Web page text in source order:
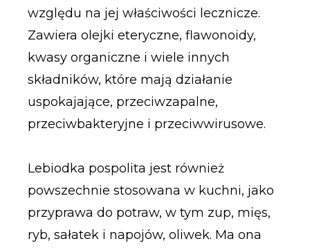
względu na jej właściwości lecznicze.
Zawiera olejki eteryczne, flawonoidy,
kwasy organiczne i wiele innych
składników, które mają działanie
uspokajające, przeciwzapalne,
przeciwbakteryjne i przeciwwirusowe.
Lebiodka pospolita jest również
powszechnie stosowana w kuchni, jako
przyprawa do potraw, w tym zup, mięs,
ryb, sałatek i napojów, oliwek. Ma ona